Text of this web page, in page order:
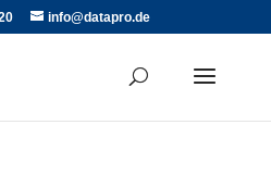
info@datapro.de